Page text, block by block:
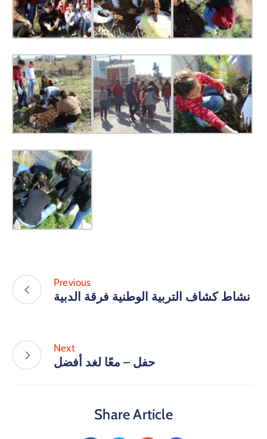
Previous
نشاط كشاف التربية الوطنية فرقة الدبية
Next
حفل – معًا لغد أفضل
Share Article